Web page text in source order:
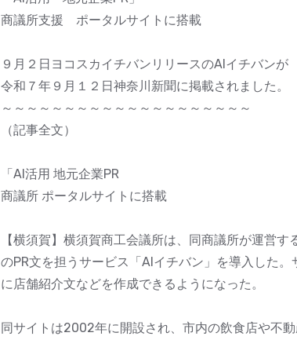
商議所支援 ポータルサイトに搭載
９月２日ヨコスカイチバンリリースのAIイチバンが
令和７年９月１２日神奈川新聞に掲載されました。
～～～～～～～～～～～～～～～～～～～～
（記事全文）
「AI活用 地元企業PR
商議所 ポータルサイトに搭載
【横須賀】横須賀商工会議所は、同商議所が運営
のPR文を担うサービス「AIイチバン」を導入した
に店舗紹介文などを作成できるようになった。
同サイトは2002年に開設され、市内の飲食店や不